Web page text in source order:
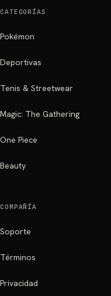
CATEGORÍAS
Pokémon
Deportivas
Tenis & Streetwear
Magic: The Gathering
One Piece
Beauty
COMPAÑÍA
Soporte
Términos
Privacidad